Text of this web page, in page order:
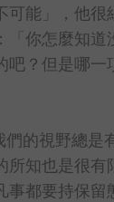
可能」，他
「你怎麼知道
吧？但是哪一
們的視野總是
所知也是很有
事都要持保留